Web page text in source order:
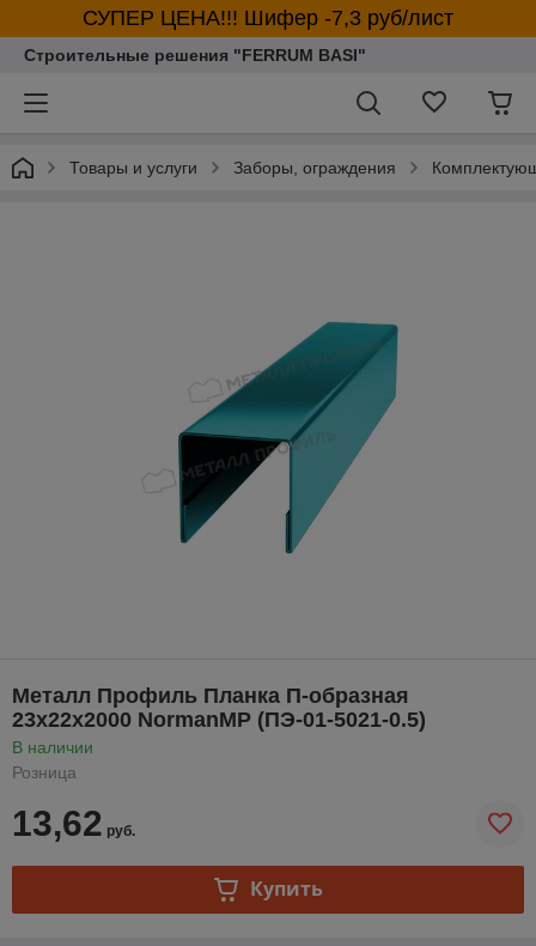
СУПЕР ЦЕНА!!! Шифер -7,3 руб/лист
Строительные решения "FERRUM BASI"
Товары и услуги Заборы, ограждения
Металл Профиль Планка П-образная
23х22х2000 NormanMP (ПЭ-01-5021-0.5)
В наличии
Розница
13,62 руб.
Купить